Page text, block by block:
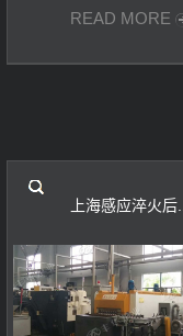
READ MORE
上海感应淬火后...